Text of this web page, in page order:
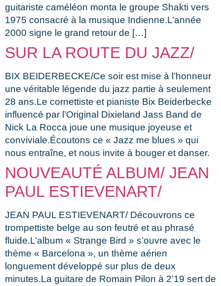
guitariste caméléon monta le groupe Shakti vers
1975 consacré à la musique Indienne.L’année
2000 signe le grand retour de […]
SUR LA ROUTE DU JAZZ/
BIX BEIDERBECKE/Ce soir est mise à l’honneur
une véritable légende du jazz partie à seulement
28 ans.Le cornettiste et pianiste Bix Beiderbecke
influencé par l’Original Dixieland Jass Band de
Nick La Rocca joue une musique joyeuse et
conviviale.Écoutons ce « Jazz me blues » qui
nous entraîne, et nous invite à bouger et danser.
NOUVEAUTÉ ALBUM/ JEAN
PAUL ESTIEVENART/
JEAN PAUL ESTIEVENART/ Découvrons ce
trompettiste belge au son feutré et au phrasé
fluide.L’album « Strange Bird » s’ouvre avec le
thème « Barcelona », un thème aérien
longuement développé sur plus de deux
minutes.La guitare de Romain Pilon à 2’19 sert de